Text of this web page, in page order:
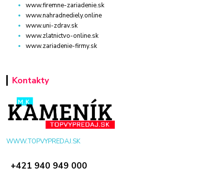
www.firemne-zariadenie.sk
www.nahradnediely.online
www.uni-zdrav.sk
www.zlatnictvo-online.sk
www.zariadenie-firmy.sk
Kontakty
WWW.TOPVYPREDAJ.SK
+421 940 949 000